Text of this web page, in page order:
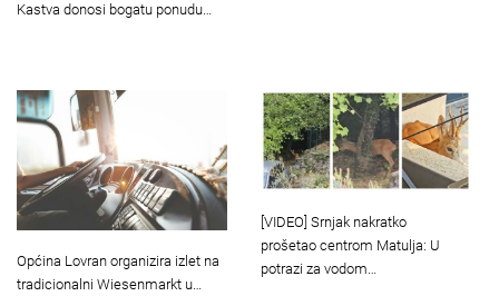
Kastva donosi bogatu ponudu…
Općina Lovran organizira izlet na
tradicionalni Wiesenmarkt u…
[VIDEO] Srnjak nakratko
prošetao centrom Matulja: U
potrazi za vodom…